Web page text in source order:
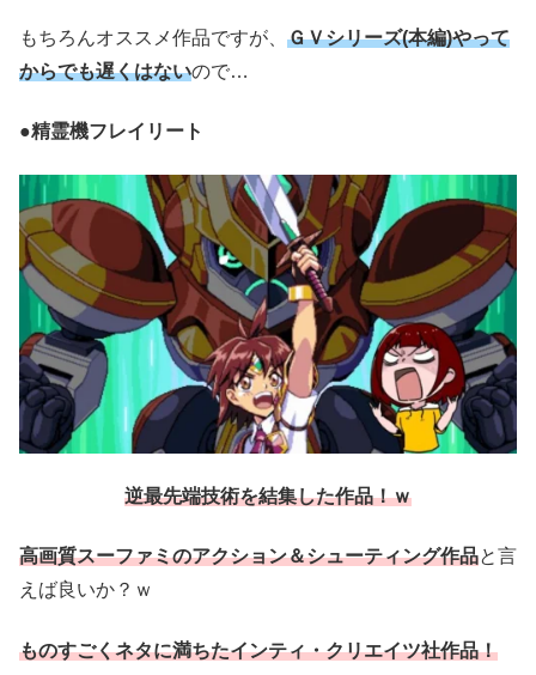
もちろんオススメ作品ですが、 ＧＶシリーズ(本編)やって
からでも遅くはないので…
●精霊機フレイリート
逆最先端技術を結集した作品！ｗ
高画質スーファミのアクション＆シューティング作品と言
えば良いか？ｗ
ものすごくネタに満ちたインティ・クリエイツ社作品！